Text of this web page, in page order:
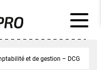
et de gestion – DCG